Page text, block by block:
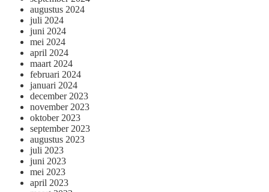
augustus 2024
juli 2024
juni 2024
mei 2024
april 2024
maart 2024
februari 2024
januari 2024
december 2023
november 2023
oktober 2023
september 2023
augustus 2023
juli 2023
juni 2023
mei 2023
april 2023